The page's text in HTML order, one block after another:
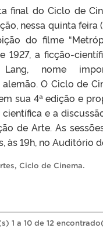
final do Ciclo de
nessa quinta feira
do filme
1927, a ficção-
Lang, nome
O Ciclo de
sua 4ª edição e
e a
de Arte. As
às 19h, no Auditório
, Ciclo de Cinema.
1 a 10 de 12